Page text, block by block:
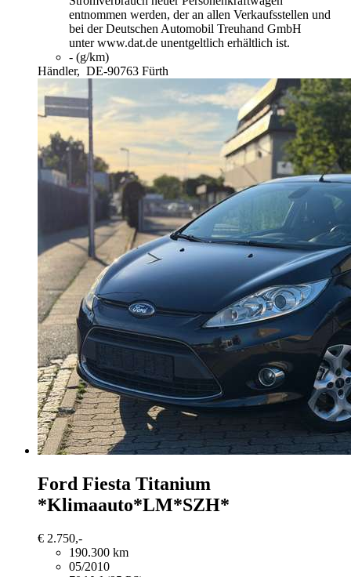
entnommen werden, der an allen Verkaufsstellen und
bei der Deutschen Automobil Treuhand GmbH
unter www.dat.de unentgeltlich erhältlich ist.
- (g/km)
Händler, DE-90763 Fürth
Ford Fiesta Titanium
*Klimaauto*LM*SZH*
€ 2.750,-
190.300 km
05/2010